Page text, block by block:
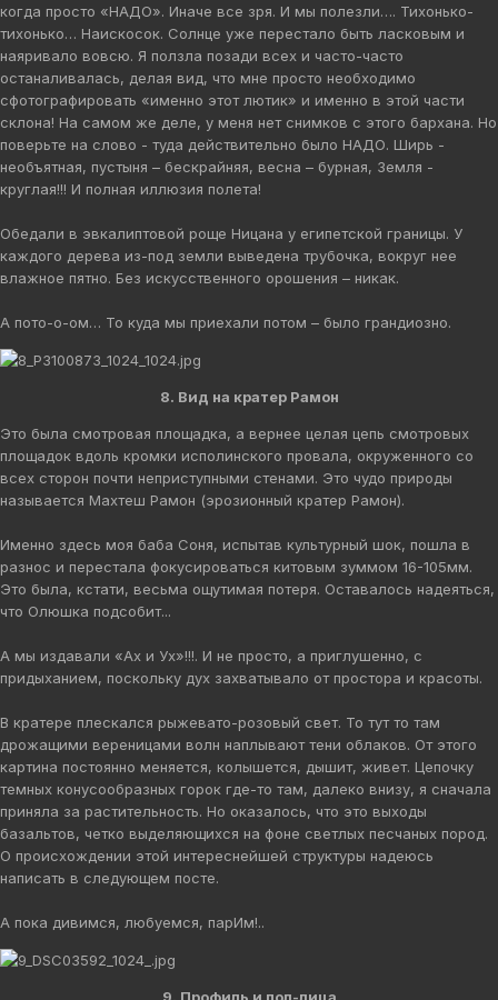
когда просто «НАДО». Иначе все зря. И мы полезли…. Тихонько-
тихонько… Наискосок. Солнце уже перестало быть ласковым и
наяривало вовсю. Я ползла позади всех и часто-часто
останаливалась, делая вид, что мне просто необходимо
сфотографировать «именно этот лютик» и именно в этой части
склона! На самом же деле, у меня нет снимков с этого бархана. Но
поверьте на слово - туда действительно было НАДО. Ширь -
необъятная, пустыня – бескрайняя, весна – бурная, Земля -
круглая!!! И полная иллюзия полета!
Обедали в эвкалиптовой роще Ницана у египетской границы. У
каждого дерева из-под земли выведена трубочка, вокруг нее
влажное пятно. Без искусственного орошения – никак.
А пото-о-ом… То куда мы приехали потом – было грандиозно.
8. Вид на кратер Рамон
Это была смотровая площадка, а вернее целая цепь смотровых
площадок вдоль кромки исполинского провала, окруженного со
всех сторон почти неприступными стенами. Это чудо природы
называется Махтеш Рамон (эрозионный кратер Рамон).
Именно здесь моя баба Соня, испытав культурный шок, пошла в
разнос и перестала фокусироваться китовым зуммом 16-105мм.
Это была, кстати, весьма ощутимая потеря. Оставалось надеяться,
что Олюшка подсобит...
А мы издавали «Ах и Ух»!!!. И не просто, а приглушенно, с
придыханием, поскольку дух захватывало от простора и красоты.
В кратере плескался рыжевато-розовый свет. То тут то там
дрожащими вереницами волн наплывают тени облаков. От этого
картина постоянно меняется, колышется, дышит, живет. Цепочку
темных конусообразных горок где-то там, далеко внизу, я сначала
приняла за растительность. Но оказалось, что это выходы
базальтов, четко выделяющихся на фоне светлых песчаных пород.
О происхождении этой интереснейшей структуры надеюсь
написать в следующем посте.
А пока дивимся, любуемся, парИм!..